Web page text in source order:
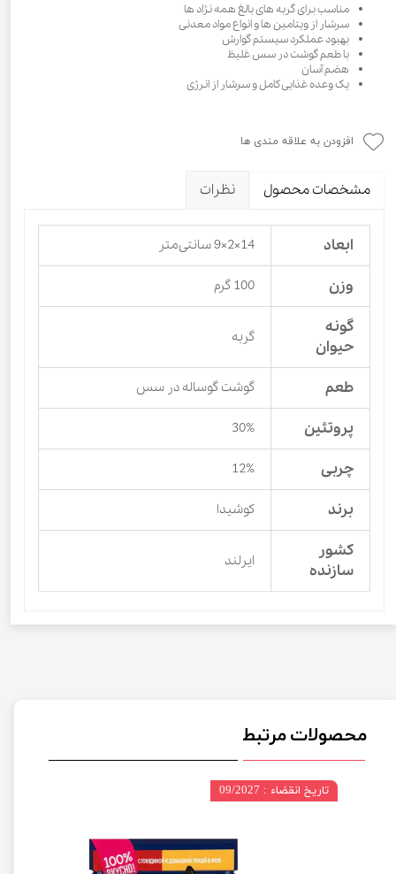
مناسب برای گربه های بالغ همه نژاد ها
سرشار از ویتامین ها و انواع مواد معدنی
بهبود عملکرد سیستم گوارش
با طعم گوشت در سس غلیظ
هضم آسان
یک وعده غذایی کامل و سرشار از انرژی
افزودن به علاقه مندی ها
مشخصات محصول نظرات
ابعاد 14×2×9 سانتی‌متر
وزن 100 گرم
گونه
حیوان
گربه
طعم گوشت گوساله در سس
پروتئین 30%
چربی 12%
برند کوشیدا
کشور
سازنده
ایرلند
محصولات مرتبط
تاریخ انقضاء : 09/2027